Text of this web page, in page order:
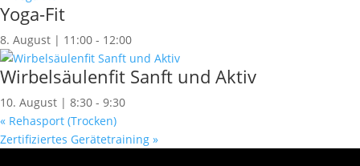
Yoga-Fit
8. August | 11:00 - 12:00
Wirbelsäulenfit Sanft und Aktiv
10. August | 8:30 - 9:30
« Rehasport (Trocken)
Zertifiziertes Gerätetraining »